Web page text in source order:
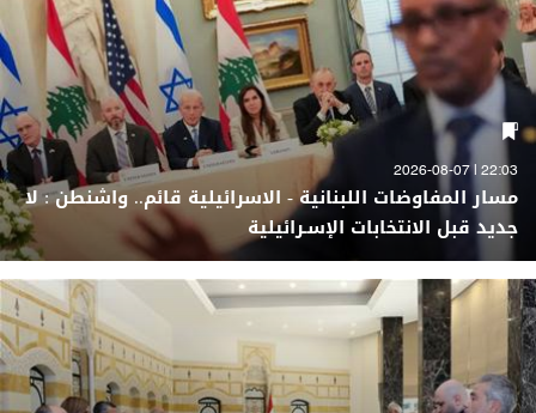
22:03 | 2026-08-07
مسار المفاوضات اللبنانية - الاسرائيلية قائم.. واشنطن : لا
جديد قبل الانتخابات الإسـرائيلية